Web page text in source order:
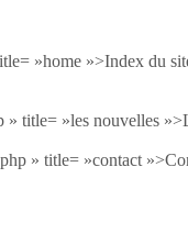
»home »>Index du
» title= »les nouvelles
» title= »contact